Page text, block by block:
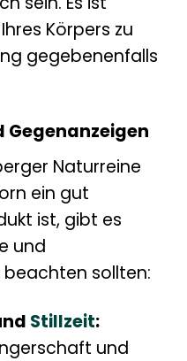
Körpers zu
gegebenenfalls
Gegenanzeigen
Naturreine
ein gut
ist, gibt es
und
beachten sollten:
Stillzeit:
und